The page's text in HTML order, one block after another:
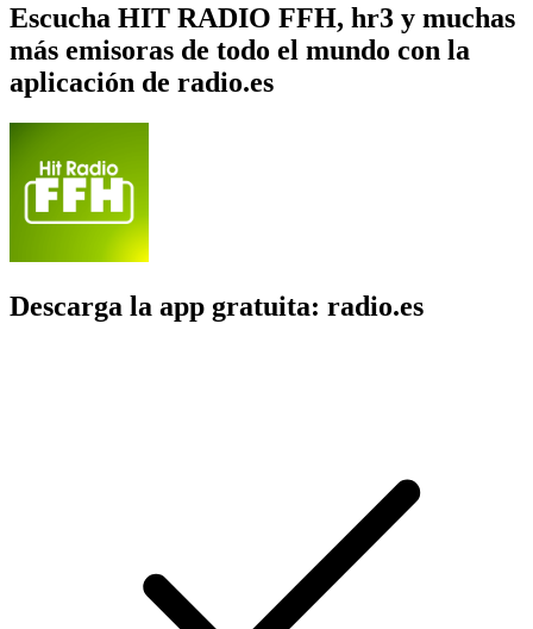
Escucha HIT RADIO FFH, hr3 y muchas
más emisoras de todo el mundo con la
aplicación de radio.es
Descarga la app gratuita: radio.es